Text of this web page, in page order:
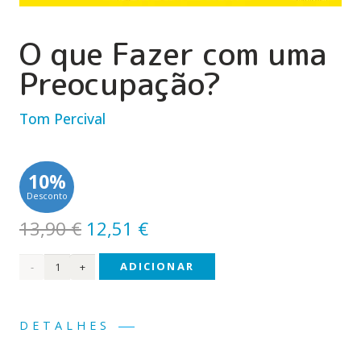
O que Fazer com uma
Preocupação?
Tom Percival
10%
Desconto
13,90€ O
preço
original
13,90 €.
12,51 €O
preço
atual
Quantidade
ADICIONAR
DETALHES